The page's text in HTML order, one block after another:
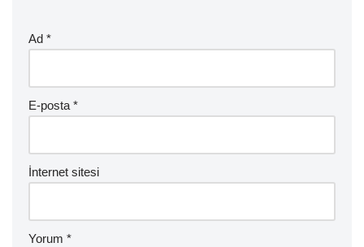
Ad *
E-posta *
İnternet sitesi
Yorum *